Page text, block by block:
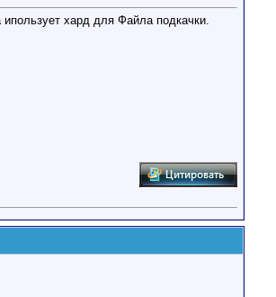
хард для Файла подкачки.